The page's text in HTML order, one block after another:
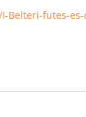
Belteri-futes-